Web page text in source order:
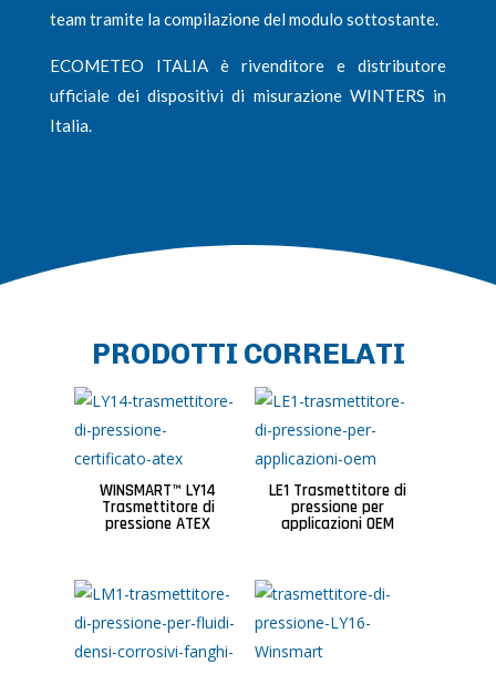
team tramite la compilazione del modulo sottostante.
ECOMETEO ITALIA è rivenditore e distributore
ufficiale dei dispositivi di misurazione WINTERS in
Italia.
PRODOTTI CORRELATI
WINSMART™ LY14
Trasmettitore di
pressione ATEX
LE1 Trasmettitore di
pressione per
applicazioni OEM